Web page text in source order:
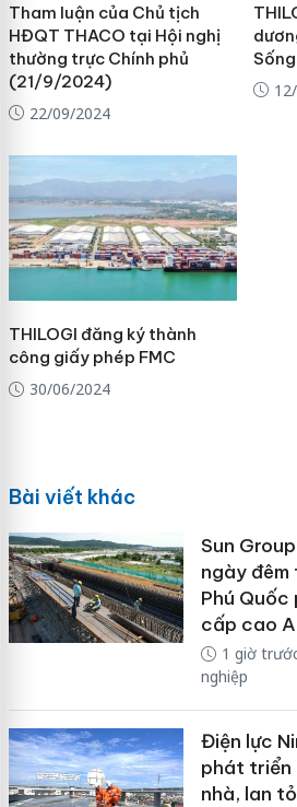
Tham luận của Chủ tịch
HĐQT THACO tại Hội nghị
thường trực Chính phủ
(21/9/2024)
22/09/2024
THILOGI đăng ký thành
công giấy phép FMC
30/06/2024
Bài viết khác
Sun
ngày đêm
Phú Quốc
cấp cao
1 giờ
nghiệp
Điện lực
phát triển
nhà, lan